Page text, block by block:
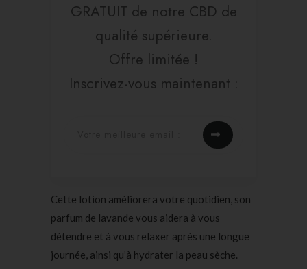
GRATUIT de notre CBD de
qualité supérieure.
Offre limitée !
Inscrivez-vous maintenant :
Cette lotion améliorera votre quotidien, son
parfum de lavande vous aidera à vous
détendre et à vous relaxer après une longue
journée, ainsi qu’à hydrater la peau sèche.